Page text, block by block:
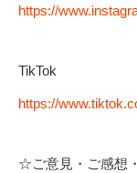
https://
TikTok
https://
☆ご意見・ご感想